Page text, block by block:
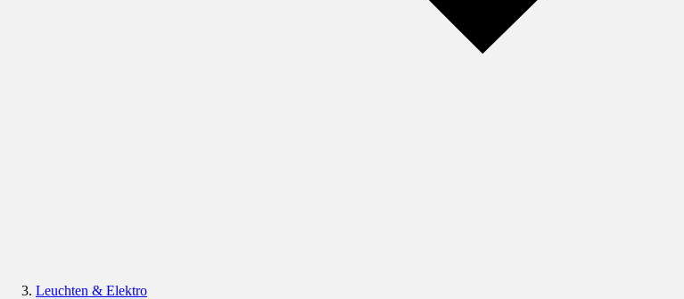
Leuchten & Elektro